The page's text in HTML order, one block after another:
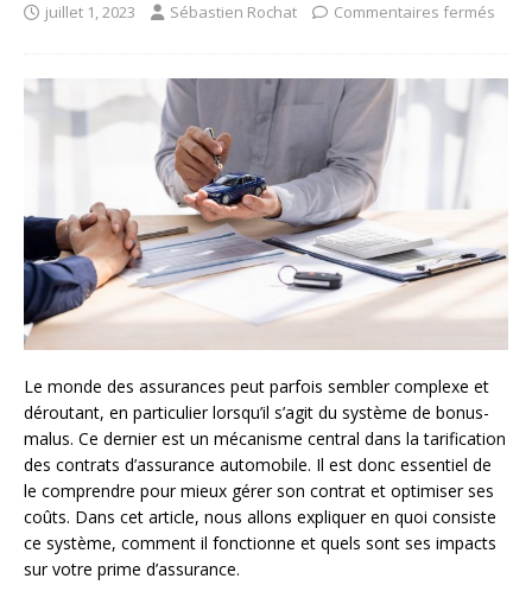
juillet 1, 2023 Sébastien Rochat Commentaires fermés
Le monde des assurances peut parfois sembler complexe et
déroutant, en particulier lorsqu’il s’agit du système de bonus-
malus. Ce dernier est un mécanisme central dans la tarification
des contrats d’assurance automobile. Il est donc essentiel de
le comprendre pour mieux gérer son contrat et optimiser ses
coûts. Dans cet article, nous allons expliquer en quoi consiste
ce système, comment il fonctionne et quels sont ses impacts
sur votre prime d’assurance.